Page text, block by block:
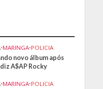
•MARINGA•POLICIA
novo álbum após
A$AP Rocky
•MARINGA•POLICIA